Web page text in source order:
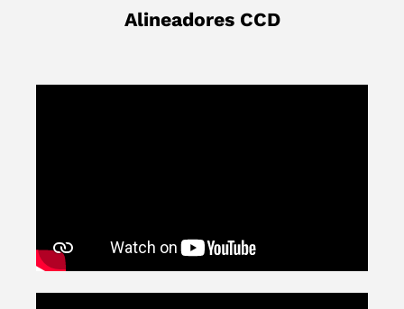
Alineadores CCD